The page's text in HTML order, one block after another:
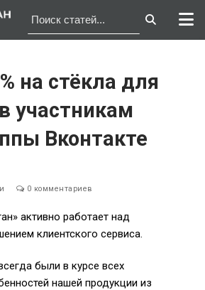
на стёкла для
участникам
Вконтакте
0 комментариев
активно работает над
клиентского сервиса.
были в курсе всех
нашей продукции из